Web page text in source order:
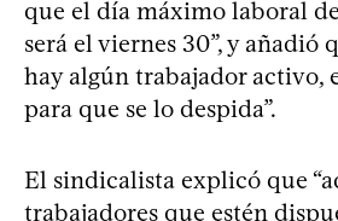
que el día máximo laboral
será el viernes 30”, y añadió
hay algún trabajador activo,
para que se lo despida”.
El sindicalista explicó que
trabajadores que estén